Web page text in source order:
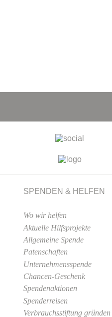
SPENDEN & HELFEN
Wo wir helfen
Aktuelle Hilfsprojekte
Allgemeine Spende
Patenschaften
Unternehmensspende
Chancen-Geschenk
Spendenaktionen
Spenderreisen
Verbrauchsstiftung gründen